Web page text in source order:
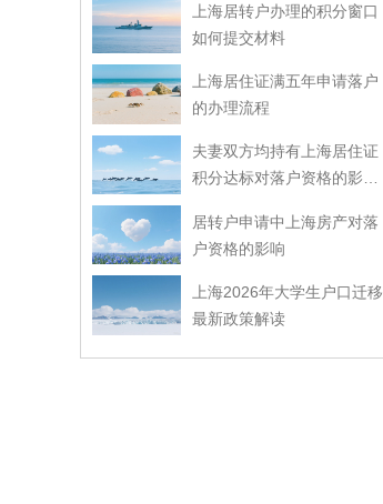
上海居转户办理的积分窗口
如何提交材料
上海居住证满五年申请落户
的办理流程
夫妻双方均持有上海居住证
积分达标对落户资格的影响
居转户申请中上海房产对落
户资格的影响
上海2026年大学生户口迁移
最新政策解读